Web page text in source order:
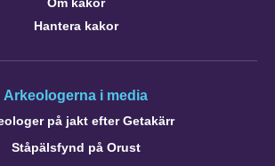
Om kakor
Hantera kakor
Arkeologerna i media
på jakt efter Getakärr
Ståpälsfynd på Orust